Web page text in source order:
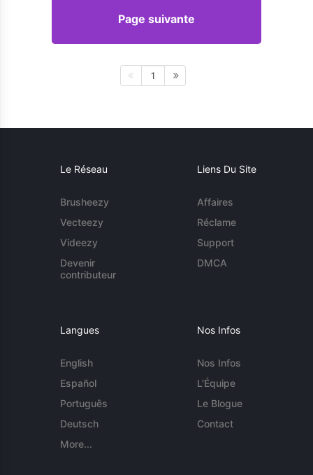
Page suivante
1
Le Réseau
Brusheezy
Vecteezy
Videezy
Devenir
contributeur
Liens Du Site
Affaires
Réclame
Support
DMCA
Langues
English
Español
Português
Deutsch
More...
Nos Infos
Nos Infos
L'Équipe
Le Blogue
Contact